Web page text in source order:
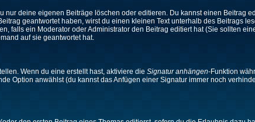
deine eigenen Beiträge löschen oder editieren. Du kannst einen Beitrag
geantwortet haben, wirst du einen kleinen Text unterhalb des Beitrags
falls ein Moderator oder Administrator den Beitrag editiert hat (Sie sollten
auf sie geantwortet hat.
Wenn du eine erstellt hast, aktiviere die Signatur anhängen-Funktion
Option anwählst (du kannst das Anfügen einer Signatur immer noch